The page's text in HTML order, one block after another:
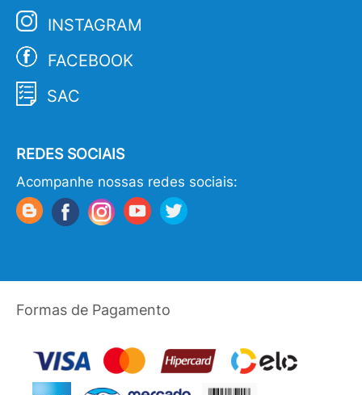
INSTAGRAM
FACEBOOK
SAC
REDES SOCIAIS
Acompanhe nossas redes sociais:
Formas de Pagamento